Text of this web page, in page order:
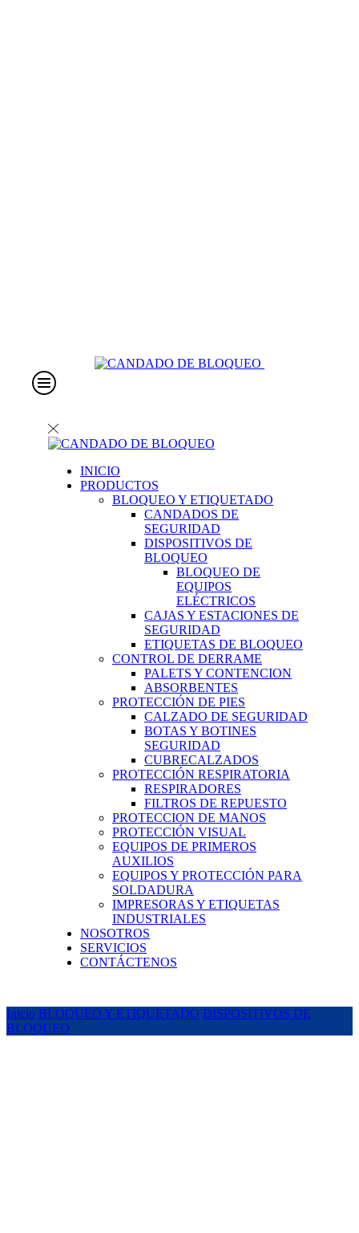
INICIO
PRODUCTOS
BLOQUEO Y ETIQUETADO
CANDADOS DE
SEGURIDAD
DISPOSITIVOS DE
BLOQUEO
BLOQUEO DE
EQUIPOS
ELÉCTRICOS
CAJAS Y ESTACIONES DE
SEGURIDAD
ETIQUETAS DE BLOQUEO
CONTROL DE DERRAME
PALETS Y CONTENCION
ABSORBENTES
PROTECCIÓN DE PIES
CALZADO DE SEGURIDAD
BOTAS Y BOTINES
SEGURIDAD
CUBRECALZADOS
PROTECCIÓN RESPIRATORIA
RESPIRADORES
FILTROS DE REPUESTO
PROTECCION DE MANOS
PROTECCIÓN VISUAL
EQUIPOS DE PRIMEROS
AUXILIOS
EQUIPOS Y PROTECCIÓN PARA
SOLDADURA
IMPRESORAS Y ETIQUETAS
INDUSTRIALES
NOSOTROS
SERVICIOS
CONTÁCTENOS
Inicio BLOQUEO Y ETIQUETADO DISPOSITIVOS DE
BLOQUEO